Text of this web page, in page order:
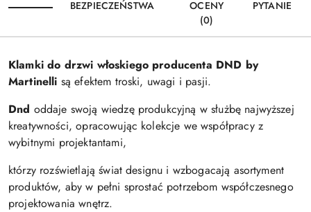
BEZPIECZEŃSTWA
OCENY
(0)
PYTANIE
Klamki do drzwi włoskiego producenta DND by
Martinelli są efektem troski, uwagi i pasji.
Dnd oddaje swoją wiedzę produkcyjną w służbę najwyższej
kreatywności, opracowując kolekcje we współpracy z
wybitnymi projektantami,
którzy rozświetlają świat designu i wzbogacają asortyment
produktów, aby w pełni sprostać potrzebom współczesnego
projektowania wnętrz.